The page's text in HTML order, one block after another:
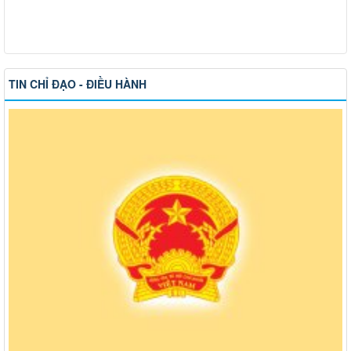
TIN CHỈ ĐẠO - ĐIỀU HÀNH